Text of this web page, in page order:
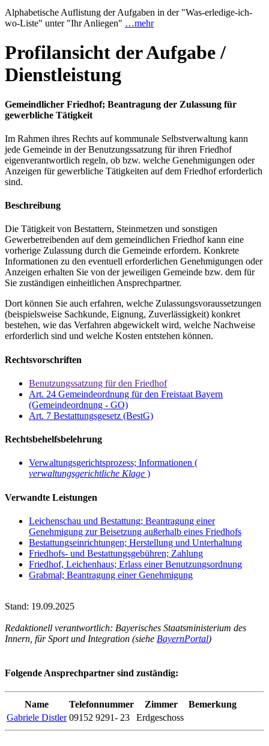
Alphabetische Auflistung der Aufgaben in der "Was-erledige-ich-
wo-Liste" unter "Ihr Anliegen" …mehr
Profilansicht der Aufgabe /
Dienstleistung
Gemeindlicher Friedhof; Beantragung der Zulassung für
gewerbliche Tätigkeit
Im Rahmen ihres Rechts auf kommunale Selbstverwaltung kann
jede Gemeinde in der Benutzungssatzung für ihren Friedhof
eigenverantwortlich regeln, ob bzw. welche Genehmigungen oder
Anzeigen für gewerbliche Tätigkeiten auf dem Friedhof erforderlich
sind.
Beschreibung
Die Tätigkeit von Bestattern, Steinmetzen und sonstigen
Gewerbetreibenden auf dem gemeindlichen Friedhof kann eine
vorherige Zulassung durch die Gemeinde erfordern. Konkrete
Informationen zu den eventuell erforderlichen Genehmigungen oder
Anzeigen erhalten Sie von der jeweiligen Gemeinde bzw. dem für
Sie zuständigen einheitlichen Ansprechpartner.
Dort können Sie auch erfahren, welche Zulassungsvoraussetzungen
(beispielsweise Sachkunde, Eignung, Zuverlässigkeit) konkret
bestehen, wie das Verfahren abgewickelt wird, welche Nachweise
erforderlich sind und welche Kosten entstehen können.
Rechtsvorschriften
Benutzungssatzung für den Friedhof
Art. 24 Gemeindeordnung für den Freistaat Bayern
(Gemeindeordnung - GO)
Art. 7 Bestattungsgesetz (BestG)
Rechtsbehelfsbelehrung
Verwaltungsgerichtsprozess; Informationen (
verwaltungsgerichtliche Klage )
Verwandte Leistungen
Leichenschau und Bestattung; Beantragung einer
Genehmigung zur Beisetzung außerhalb eines Friedhofs
Bestattungseinrichtungen; Herstellung und Unterhaltung
Friedhofs- und Bestattungsgebühren; Zahlung
Friedhof, Leichenhaus; Erlass einer Benutzungsordnung
Grabmal; Beantragung einer Genehmigung
Stand: 19.09.2025
Redaktionell verantwortlich: Bayerisches Staatsministerium des
Innern, für Sport und Integration (siehe BayernPortal)
Folgende Ansprechpartner sind zuständig:
Name Telefonnummer Zimmer
Bemerkung
Gabriele Distler 09152 9291- 23 Erdgeschoss